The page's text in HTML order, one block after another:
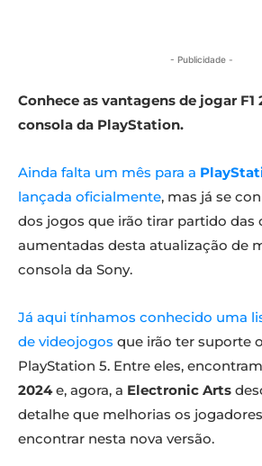
- Publicidade -
Conhece as vantagens de jogar F1
consola da PlayStation.
Ainda falta um mês para a
lançada oficialmente, mas já se
dos jogos que irão tirar partido das
aumentadas desta atualização de
consola da Sony.
Já aqui tínhamos conhecido uma
de videojogos que irão ter suporte
PlayStation 5. Entre eles,
2024e, agora, a Electronic Arts
detalhe que melhorias os
encontrar nesta nova versão.